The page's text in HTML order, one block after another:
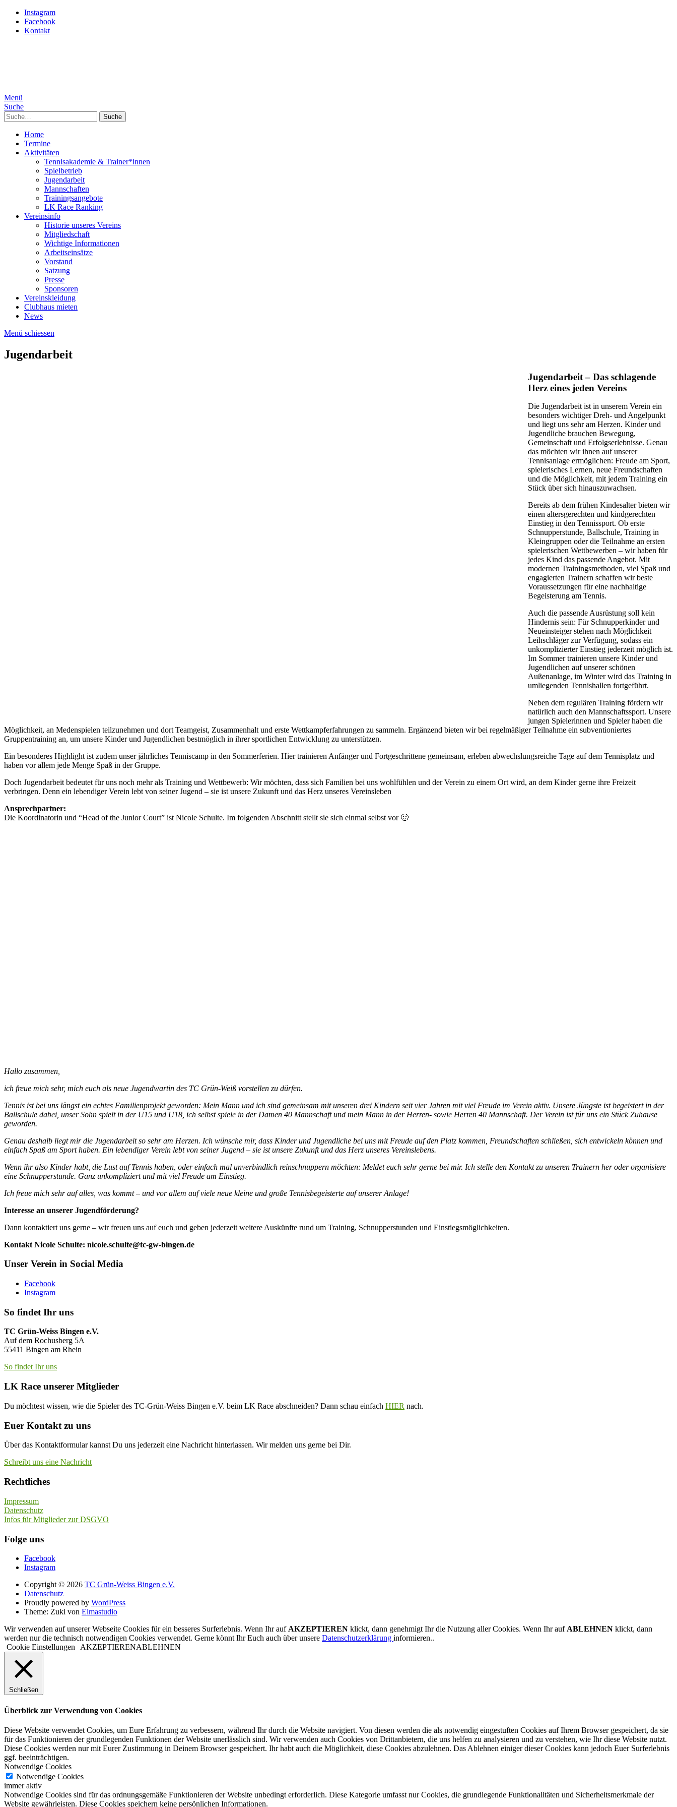
Instagram
Facebook
Kontakt
Menü
Suche
Suche
Home
Termine
Aktivitäten
Tennisakademie & Trainer*innen
Spielbetrieb
Jugendarbeit
Mannschaften
Trainingsangebote
LK Race Ranking
Vereinsinfo
Historie unseres Vereins
Mitgliedschaft
Wichtige Informationen
Arbeitseinsätze
Vorstand
Satzung
Presse
Sponsoren
Vereinskleidung
Clubhaus mieten
News
Menü schiessen
Jugendarbeit
Jugendarbeit – Das schlagende
Herz eines jeden Vereins
Die Jugendarbeit ist in unserem Verein ein
besonders wichtiger Dreh- und Angelpunkt
und liegt uns sehr am Herzen. Kinder und
Jugendliche brauchen Bewegung,
Gemeinschaft und Erfolgserlebnisse. Genau
das möchten wir ihnen auf unserer
Tennisanlage ermöglichen: Freude am Sport,
spielerisches Lernen, neue Freundschaften
und die Möglichkeit, mit jedem Training ein
Stück über sich hinauszuwachsen.
Bereits ab dem frühen Kindesalter bieten wir
einen altersgerechten und kindgerechten
Einstieg in den Tennissport. Ob erste
Schnupperstunde, Ballschule, Training in
Kleingruppen oder die Teilnahme an ersten
spielerischen Wettbewerben – wir haben für
jedes Kind das passende Angebot. Mit
modernen Trainingsmethoden, viel Spaß und
engagierten Trainern schaffen wir beste
Voraussetzungen für eine nachhaltige
Begeisterung am Tennis.
Auch die passende Ausrüstung soll kein
Hindernis sein: Für Schnupperkinder und
Neueinsteiger stehen nach Möglichkeit
Leihschläger zur Verfügung, sodass ein
unkomplizierter Einstieg jederzeit möglich ist.
Im Sommer trainieren unsere Kinder und
Jugendlichen auf unserer schönen
Außenanlage, im Winter wird das Training in
umliegenden Tennishallen fortgeführt.
Neben dem regulären Training fördern wir
natürlich auch den Mannschaftssport. Unsere
jungen Spielerinnen und Spieler haben die
Möglichkeit, an Medenspielen teilzunehmen und dort Teamgeist, Zusammenhalt und erste Wettkampferfahrungen zu sammeln. Ergänzend bieten wir bei regelmäßiger Teilnahme ein subventioniertes
Gruppentraining an, um unsere Kinder und Jugendlichen bestmöglich in ihrer sportlichen Entwicklung zu unterstützen.
Ein besonderes Highlight ist zudem unser jährliches Tenniscamp in den Sommerferien. Hier trainieren Anfänger und Fortgeschrittene gemeinsam, erleben abwechslungsreiche Tage auf dem Tennisplatz und
haben vor allem jede Menge Spaß in der Gruppe.
Doch Jugendarbeit bedeutet für uns noch mehr als Training und Wettbewerb: Wir möchten, dass sich Familien bei uns wohlfühlen und der Verein zu einem Ort wird, an dem Kinder gerne ihre Freizeit
verbringen. Denn ein lebendiger Verein lebt von seiner Jugend – sie ist unsere Zukunft und das Herz unseres Vereinsleben
Ansprechpartner:
Die Koordinatorin und “Head of the Junior Court” ist Nicole Schulte. Im folgenden Abschnitt stellt sie sich einmal selbst vor 🙂
Hallo zusammen,
ich freue mich sehr, mich euch als neue Jugendwartin des TC Grün-Weiß vorstellen zu dürfen.
Tennis ist bei uns längst ein echtes Familienprojekt geworden: Mein Mann und ich sind gemeinsam mit unseren drei Kindern seit vier Jahren mit viel Freude im Verein aktiv. Unsere Jüngste ist begeistert in der
Ballschule dabei, unser Sohn spielt in der U15 und U18, ich selbst spiele in der Damen 40 Mannschaft und mein Mann in der Herren- sowie Herren 40 Mannschaft. Der Verein ist für uns ein Stück Zuhause
geworden.
Genau deshalb liegt mir die Jugendarbeit so sehr am Herzen. Ich wünsche mir, dass Kinder und Jugendliche bei uns mit Freude auf den Platz kommen, Freundschaften schließen, sich entwickeln können und
einfach Spaß am Sport haben. Ein lebendiger Verein lebt von seiner Jugend – sie ist unsere Zukunft und das Herz unseres Vereinslebens.
Wenn ihr also Kinder habt, die Lust auf Tennis haben, oder einfach mal unverbindlich reinschnuppern möchten: Meldet euch sehr gerne bei mir. Ich stelle den Kontakt zu unseren Trainern her oder organisiere
eine Schnupperstunde. Ganz unkompliziert und mit viel Freude am Einstieg.
Ich freue mich sehr auf alles, was kommt – und vor allem auf viele neue kleine und große Tennisbegeisterte auf unserer Anlage!
Interesse an unserer Jugendförderung?
Dann kontaktiert uns gerne – wir freuen uns auf euch und geben jederzeit weitere Auskünfte rund um Training, Schnupperstunden und Einstiegsmöglichkeiten.
Kontakt Nicole Schulte: nicole.schulte@tc-gw-bingen.de
Unser Verein in Social Media
Facebook
Instagram
So findet Ihr uns
TC Grün-Weiss Bingen e.V.
Auf dem Rochusberg 5A
55411 Bingen am Rhein
So findet Ihr uns
LK Race unserer Mitglieder
Du möchtest wissen, wie die Spieler des TC-Grün-Weiss Bingen e.V. beim LK Race abschneiden? Dann schau einfach HIER nach.
Euer Kontakt zu uns
Über das Kontaktformular kannst Du uns jederzeit eine Nachricht hinterlassen. Wir melden uns gerne bei Dir.
Schreibt uns eine Nachricht
Rechtliches
Impressum
Datenschutz
Infos für Mitglieder zur DSGVO
Folge uns
Facebook
Instagram
Copyright © 2026 TC Grün-Weiss Bingen e.V.
Datenschutz
Proudly powered by WordPress
Theme: Zuki von Elmastudio
Wir verwenden auf unserer Webseite Cookies für ein besseres Surferlebnis. Wenn Ihr auf AKZEPTIEREN klickt, dann genehmigt Ihr die Nutzung aller Cookies. Wenn Ihr auf ABLEHNEN klickt, dann
werden nur die technisch notwendigen Cookies verwendet. Gerne könnt Ihr Euch auch über unsere Datenschutzerklärung informieren..
Cookie Einstellungen
AKZEPTIERENABLEHNEN
Schließen
Überblick zur Verwendung von Cookies
Diese Website verwendet Cookies, um Eure Erfahrung zu verbessern, während Ihr durch die Website navigiert. Von diesen werden die als notwendig eingestuften Cookies auf Ihrem Browser gespeichert, da sie
für das Funktionieren der grundlegenden Funktionen der Website unerlässlich sind. Wir verwenden auch Cookies von Drittanbietern, die uns helfen zu analysieren und zu verstehen, wie Ihr diese Website nutzt.
Diese Cookies werden nur mit Eurer Zustimmung in Deinem Browser gespeichert. Ihr habt auch die Möglichkeit, diese Cookies abzulehnen. Das Ablehnen einiger dieser Cookies kann jedoch Euer Surferlebnis
ggf. beeinträchtigen.
Notwendige Cookies
Notwendige Cookies
immer aktiv
Notwendige Cookies sind für das ordnungsgemäße Funktionieren der Website unbedingt erforderlich. Diese Kategorie umfasst nur Cookies, die grundlegende Funktionalitäten und Sicherheitsmerkmale der
Website gewährleisten. Diese Cookies speichern keine persönlichen Informationen.